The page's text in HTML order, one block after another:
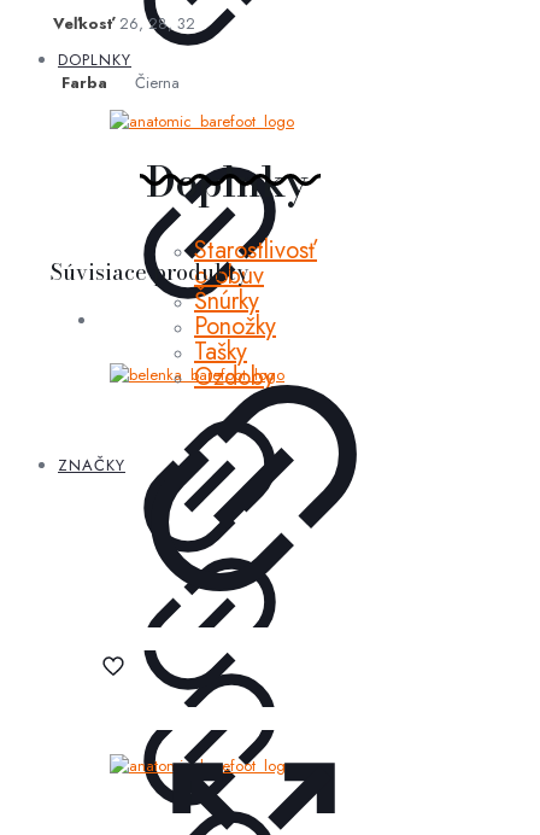
DOPLNKY
Doplnky
Starostlivosť
o obuv
Šnúrky
Ponožky
Tašky
Ozdoby
ZNAČKY
Veľkosť 26, 28, 32
Farba Čierna
Súvisiace produkty